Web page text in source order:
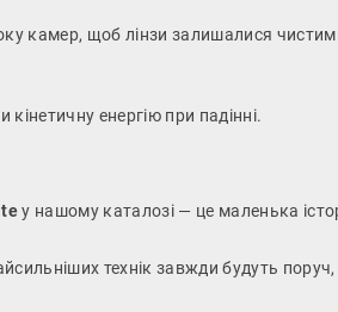
камер, щоб лінзи залишалися
енергію при падінні.
у нашому каталозі — це маленька
технік завжди будуть